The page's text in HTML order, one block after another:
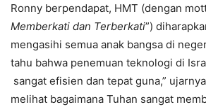
Ronny berpendapat, HMT (dengan
Memberkati dan Terberkati”)
mengasihi semua anak bangsa di
tahu bahwa penemuan teknologi di
sangat efisien dan tepat guna,”
melihat bagaimana Tuhan sangat